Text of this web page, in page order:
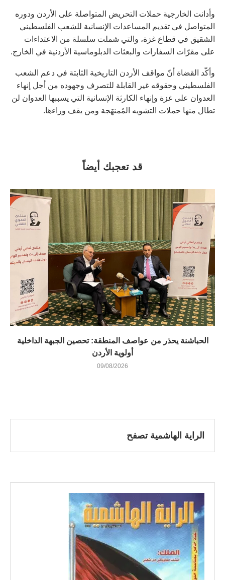
وأدانت الخارجية حملات التحريض المتواصلة على الأردن ودوره
المتواصل في تقديم المساعدات الإنسانية للشعب الفلسطيني
الشقيق في قطاع غزة، والتي شملت سلسلة من الاعتداءات
على مقرّات السفارات والبعثات الدبلوماسية الأردنية في الخارج.
وأكّد القضاة أنّ مواقف الأردن التاريخية الثابتة في دعم الشعب
الفلسطيني وحقوقه غير القابلة للتصرف وجهوده من أجل إنهاء
العدوان على غزة وإنهاء الكارثة الإنسانية التي يسببها العدوان لن
تطال منها حملات التشويه المُمنهَجة ومن يقف وراءها.
قد تعجبك أيضاً
الحباشنة يحذر من عواصف المنطقة: تحصين الجبهة الداخلية
أولوية الأردن
09/08/2026
الراية الهاشمية تصفح